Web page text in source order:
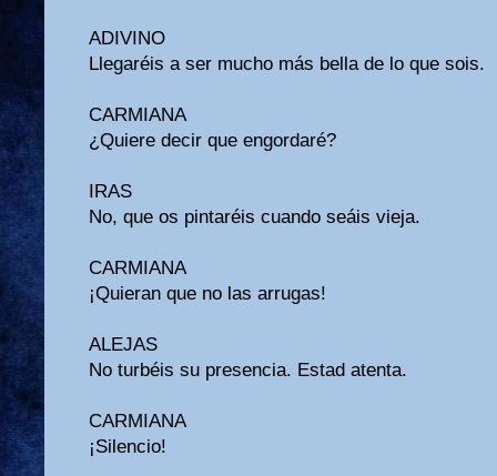
ADIVINO
Llegaréis a ser mucho más bella de lo que sois.
CARMIANA
¿Quiere decir que engordaré?
IRAS
No, que os pintaréis cuando seáis vieja.
CARMIANA
¡Quieran que no las arrugas!
ALEJAS
No turbéis su presencia. Estad atenta.
CARMIANA
¡Silencio!